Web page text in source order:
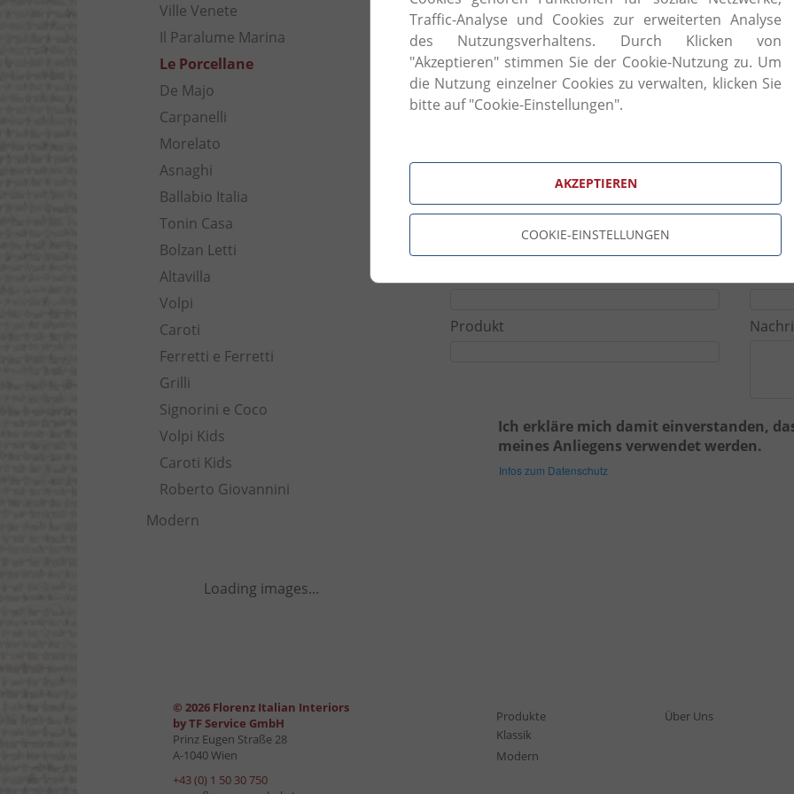
Ville Venete
Il Paralume Marina
Le Porcellane
De Majo
Carpanelli
Morelato
Asnaghi
Ballabio Italia
Tonin Casa
Bolzan Letti
Altavilla
Volpi
Caroti
Ferretti e Ferretti
Grilli
Signorini e Coco
Volpi Kids
Caroti Kids
Roberto Giovannini
Modern
Über die Jahre hinweg haben sich
Dekoration ergeben um mit den modernen
Wiederbelebung der Tradition zu interagieren.
Materialen wie Gold oder Platinum eine
Tradition; da diese mit reinster Handarbeit vollführt
Produkt
Ich erkläre mich damit einverstanden,
meines Anliegens verwendet werden.
Infos zum Datenschutz
Loading images...
© 2026 Florenz Italian Interiors
by TF Service GmbH
Prinz Eugen Straße 28
A-1040 Wien
+43 (0) 1 50 30 750
Produkte
Klassik
Modern
Über Uns
Traffic-Analyse und Cookies zur erweiterten Analyse
des Nutzungsverhaltens. Durch Klicken von
"Akzeptieren" stimmen Sie der Cookie-Nutzung zu. Um
die Nutzung einzelner Cookies zu verwalten, klicken Sie
bitte auf "Cookie-Einstellungen".
AKZEPTIEREN
COOKIE-EINSTELLUNGEN